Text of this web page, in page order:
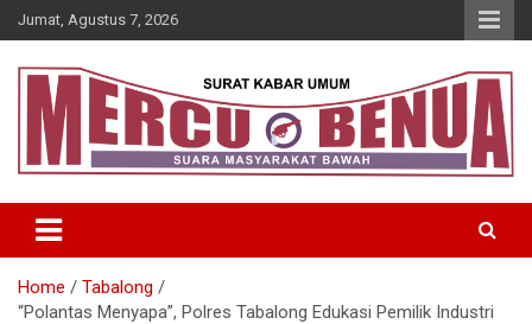
Skip
to
Jumat, Agustus 7, 2026
Mercu Benua
Home
Tabalong
“Polantas Menyapa”, Polres Tabalong Edukasi Pemilik Industri